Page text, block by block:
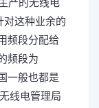
产的无线电
对这种业余的
频段分配给
频段为
一般也都是
线电管理局